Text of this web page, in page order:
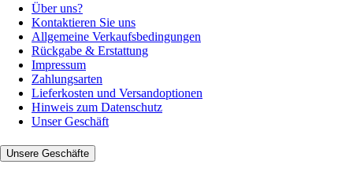
Über uns?
Kontaktieren Sie uns
Allgemeine Verkaufsbedingungen
Rückgabe & Erstattung
Impressum
Zahlungsarten
Lieferkosten und Versandoptionen
Hinweis zum Datenschutz
Unser Geschäft
Unsere Geschäfte